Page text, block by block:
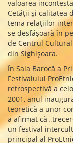
valoarea
Cetății și calitatea
tema relațiilor
se desfășoară în
de Centrul
din Sighișoara.
În Sala Barocă a
Festivalului
retrospectivă a
2001, anul
teoretică a unor
a afirmat că
un festival
principal al